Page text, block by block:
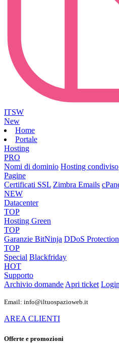
ITSW
New
Home
Portale
Hosting
PRO
Nomi di dominio Hosting condiviso
Pagine
Certificati SSL Zimbra Emails
NEW
Datacenter
TOP
Hosting Green
TOP
Garanzie BitNinja DDoS Protection
TOP
Special Blackfriday
HOT
Supporto
Archivio domandeApri ticket
Email: info@iltuospazioweb.it
AREA CLIENTI
Offerte e promozioni